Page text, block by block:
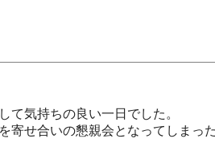
気持ちの良い一日でした。
せ合いの懇親会となってしまっ